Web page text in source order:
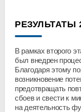
РЕЗУЛЬТАТЫ
В рамках второго
был внедрен
Благодаря этому
возникновение
предотвращать
сбоев и свести к
на деятельность